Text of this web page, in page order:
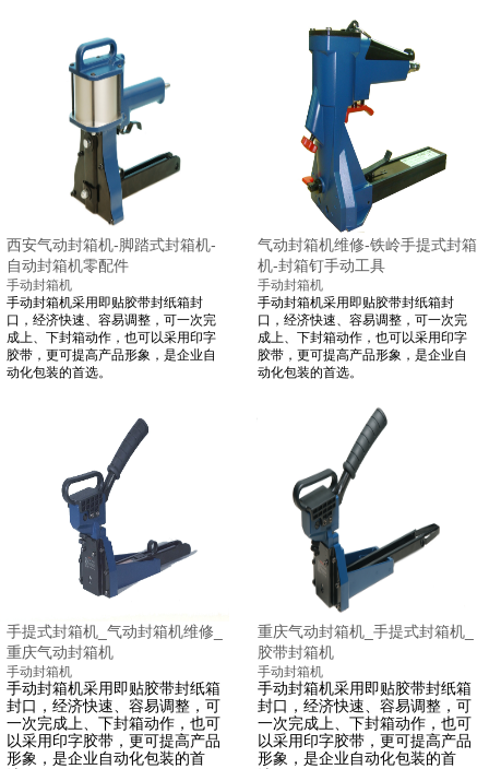
西安气动封箱机-脚踏式封箱机-
自动封箱机零配件
手动封箱机
手动封箱机采用即贴胶带封纸箱封
口，经济快速、容易调整，可一次完
成上、下封箱动作，也可以采用印字
胶带，更可提高产品形象，是企业自
动化包装的首选。
气动封箱机维修-铁岭手提式封箱
机-封箱钉手动工具
手动封箱机
手动封箱机采用即贴胶带封纸箱封
口，经济快速、容易调整，可一次完
成上、下封箱动作，也可以采用印字
胶带，更可提高产品形象，是企业自
动化包装的首选。
手提式封箱机_气动封箱机维修_
重庆气动封箱机
手动封箱机
手动封箱机采用即贴胶带封纸箱
封口，经济快速、容易调整，可
一次完成上、下封箱动作，也可
以采用印字胶带，更可提高产品
形象，是企业自动化包装的首
重庆气动封箱机_手提式封箱机_
胶带封箱机
手动封箱机
手动封箱机采用即贴胶带封纸箱
封口，经济快速、容易调整，可
一次完成上、下封箱动作，也可
以采用印字胶带，更可提高产品
形象，是企业自动化包装的首